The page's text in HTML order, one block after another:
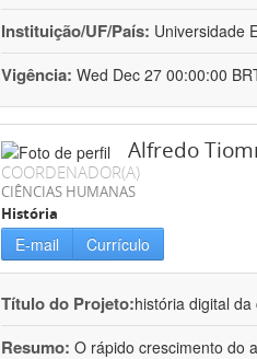
Instituição/UF/País: Universidade
Vigência: Wed Dec 27 00:00:00
Alfredo
COORDENADOR(A)
CIÊNCIAS HUMANAS
História
E-mail Currículo
Título do Projeto:história digital
Resumo: O rápido crescimento do